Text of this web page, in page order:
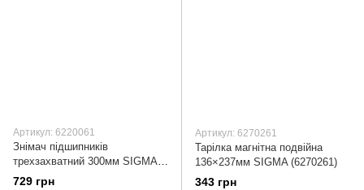
Артикул: 6220061
Знімач підшипників
трехзахватний 300мм SIGMA
(6220061)
729 грн
Артикул: 6270261
Тарілка магнітна подвійна
136×237мм SIGMA (6270261)
343 грн